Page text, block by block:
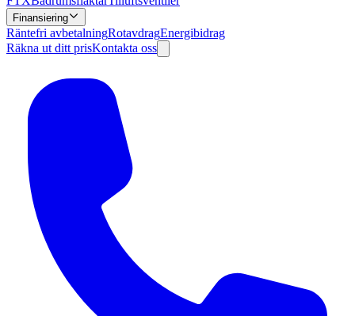
Finansiering
Räntefri avbetalningRotavdragEnergibidrag
Räkna ut ditt prisKontakta oss